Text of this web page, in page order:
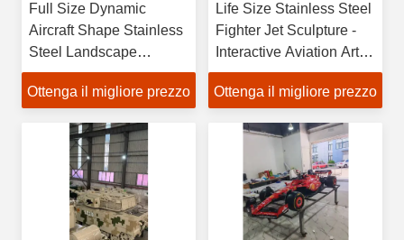
Full Size Dynamic
Aircraft Shape Stainless
Steel Landscape
Installation for Interactive
Aviation Art
Ottenga il migliore prezzo
Life Size Stainless Steel
Fighter Jet Sculpture -
Interactive Aviation Art
Installation
Ottenga il migliore prezzo